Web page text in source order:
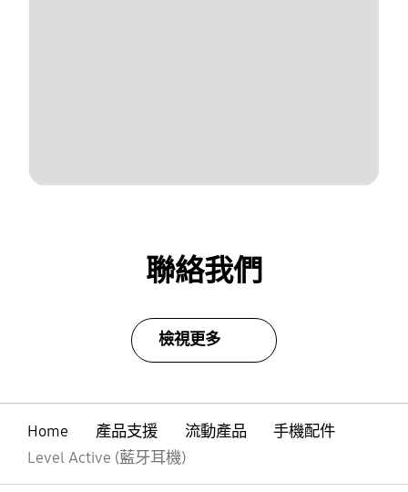
聯絡我們
檢視更多
Home 產品支援 流動產品
手機配件
Level Active (藍牙耳機)